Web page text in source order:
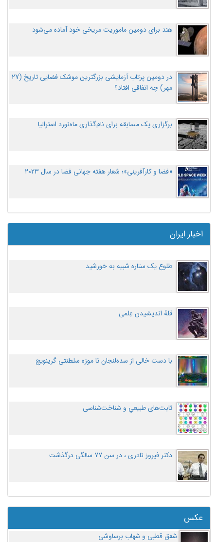
هند برای دومین ماموریت مریخی خود آماده می‌شود
در دومین پرتاب آزمایشی بزرگترین موشک فضایی تاریخ (27
مهر‌) چه اتفاقی افتاد؟
برگزاری یک مسابقه برای نام‌گذاری ماه‌نورد استرالیا
«فضا و کارآفرینی»؛ شعار هفته جهانی فضا در سال ۲۰۲۳
اخبار ایران
طلوع یک ستاره شبیه به خورشید
قلهُ اندیشیدنِ عِلمی
با دست خالی از سده‌لنجان تا موزه سلطنتی گرینویچ
ثابت‌های طبیعیِ و شناخت‌شناسی
دکتر فیروز نادری ، در سن 77 سالگی درگذشت
عکس
شفق قطبی و شهاب برساوشی